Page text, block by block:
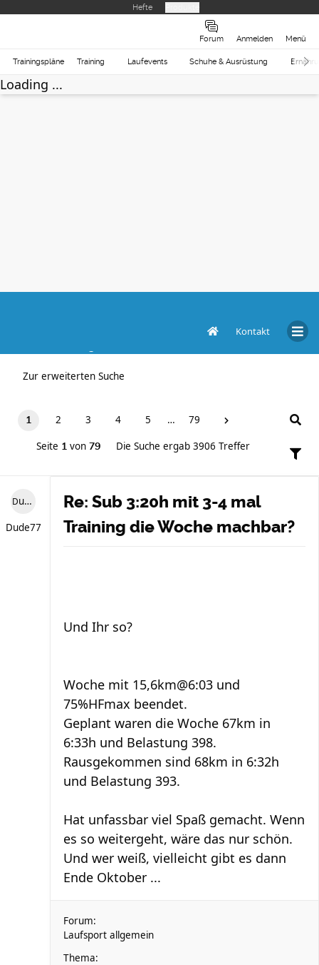
Hefte
Forum Anmelden Menü
Trainingspläne Training Laufevents Schuhe & Ausrüstung
Loading ...
Kontakt
Zur erweiterten Suche
1 2 3 4 5 … 79
Seite 1 von 79 Die Suche ergab 3906 Treffer
Dude77
Dude77
Re: Sub 3:20h mit 3-4 mal
Training die Woche machbar?
Und Ihr so?
Woche mit 15,6km@6:03 und
75%HFmax beendet.
Geplant waren die Woche 67km in
6:33h und Belastung 398.
Rausgekommen sind 68km in 6:32h
und Belastung 393.
Hat unfassbar viel Spaß gemacht. Wenn
es so weitergeht, wäre das nur schön.
Und wer weiß, vielleicht gibt es dann
Ende Oktober ...
Forum:
Laufsport allgemein
Thema: